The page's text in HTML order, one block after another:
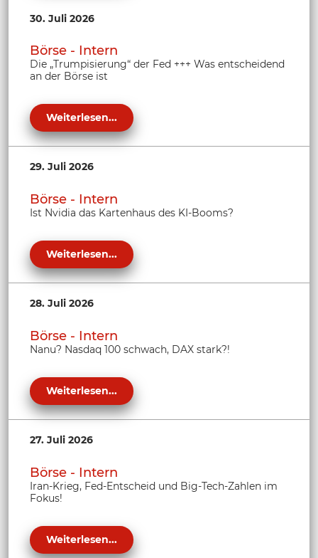
30. Juli 2026
Börse - Intern
Die „Trumpisierung“ der Fed +++ Was entscheidend
an der Börse ist
Weiterlesen...
29. Juli 2026
Börse - Intern
Ist Nvidia das Kartenhaus des KI-Booms?
Weiterlesen...
28. Juli 2026
Börse - Intern
Nanu? Nasdaq 100 schwach, DAX stark?!
Weiterlesen...
27. Juli 2026
Börse - Intern
Iran-Krieg, Fed-Entscheid und Big-Tech-Zahlen im
Fokus!
Weiterlesen...